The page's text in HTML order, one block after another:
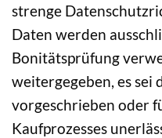
strenge
Daten werden
Bonitätsprüfung
weitergegeben, es sei
vorgeschrieben oder
Kaufprozesses